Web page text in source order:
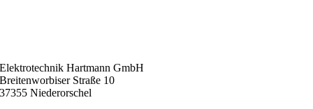
Elektrotechnik Hartmann GmbH
Breitenworbiser Straße 10
37355 Niederorschel